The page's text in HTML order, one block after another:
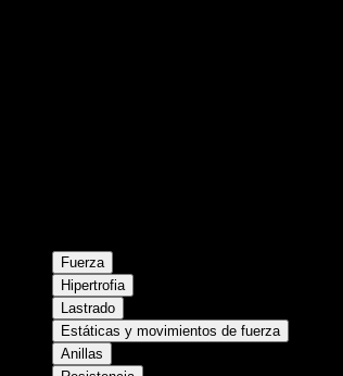
Fuerza
Hipertrofia
Lastrado
Estáticas y movimientos de fuerza
Anillas